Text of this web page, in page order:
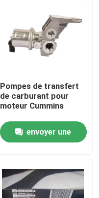
Pompes de transfert
de carburant pour
moteur Cummins
envoyer une